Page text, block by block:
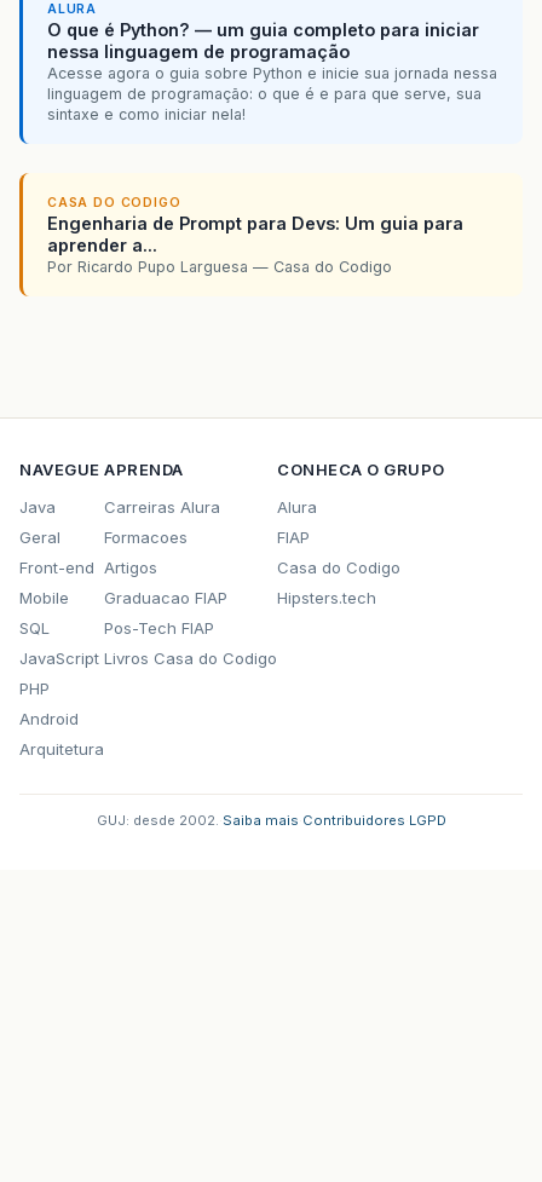
ALURA
O que é Python? — um guia completo para iniciar
nessa linguagem de programação
Acesse agora o guia sobre Python e inicie sua jornada nessa
linguagem de programação: o que é e para que serve, sua
sintaxe e como iniciar nela!
CASA DO CODIGO
Engenharia de Prompt para Devs: Um guia para
aprender a...
Por Ricardo Pupo Larguesa — Casa do Codigo
NAVEGUE
Java
Geral
Front-end
Mobile
SQL
JavaScript
PHP
Android
Arquitetura
APRENDA
Carreiras Alura
Formacoes
Artigos
Graduacao FIAP
Pos-Tech FIAP
Livros Casa do Codigo
CONHECA O GRUPO
Alura
FIAP
Casa do Codigo
Hipsters.tech
GUJ: desde 2002. Saiba mais Contribuidores LGPD